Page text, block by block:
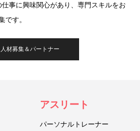
事に興味関心があり、専門スキルをお
です。
人材募集＆パートナー
アスリート
パーソナルトレーナー